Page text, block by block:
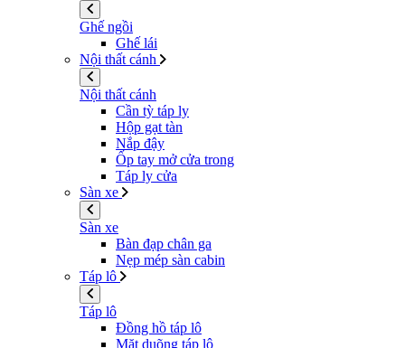
Ghế ngồi
Ghế lái
Nội thất cánh
Nội thất cánh
Cần tỳ táp ly
Hộp gạt tàn
Nắp đậy
Ốp tay mở cửa trong
Táp ly cửa
Sàn xe
Sàn xe
Bàn đạp chân ga
Nẹp mép sàn cabin
Táp lô
Táp lô
Đồng hồ táp lô
Mặt duõng táp lô